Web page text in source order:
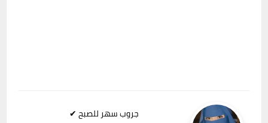
جروب سهر للصبح ✔